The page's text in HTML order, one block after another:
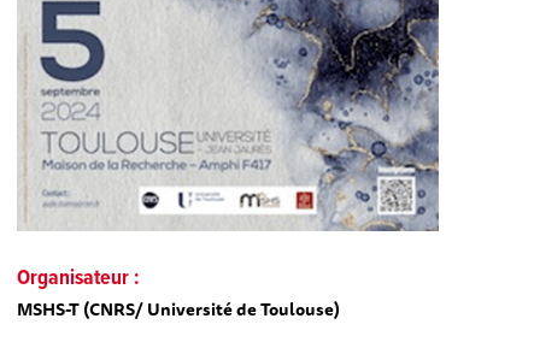
Organisateur :
MSHS-T (CNRS/ Université de Toulouse)